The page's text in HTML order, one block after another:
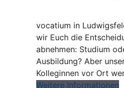
vocatium in
wir Euch die
abnehmen: Studium
Ausbildung? Aber
Kolleginnen vor Ort
Weitere Informationen